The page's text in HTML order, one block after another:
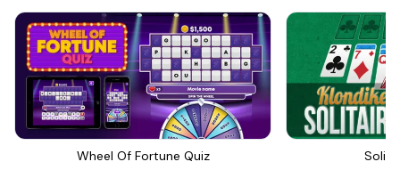
Wheel Of Fortune Quiz